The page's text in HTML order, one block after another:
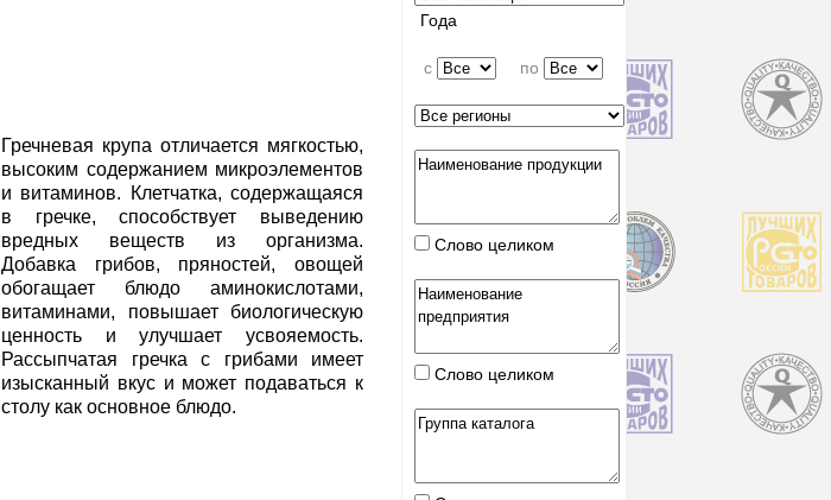
Гречневая крупа отличается мягкостью,
высоким содержанием микроэлементов
и витаминов. Клетчатка, содержащаяся
в гречке, способствует выведению
вредных веществ из организма.
Добавка грибов, пряностей, овощей
обогащает блюдо аминокислотами,
витаминами, повышает биологическую
ценность и улучшает усвояемость.
Рассыпчатая гречка с грибами имеет
изысканный вкус и может подаваться к
столу как основное блюдо.
Года
c по
Слово целиком
Слово целиком